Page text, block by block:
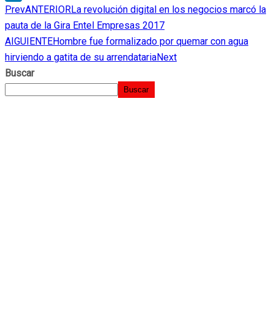
LinkedIn
PrevANTERIORLa revolución digital en los negocios marcó la
pauta de la Gira Entel Empresas 2017
AIGUIENTEHombre fue formalizado por quemar con agua
hirviendo a gatita de su arrendatariaNext
Buscar
Buscar